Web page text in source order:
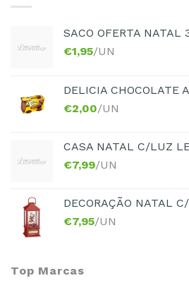
SACO OFERTA NATAL
€1,95/UN
DELICIA CHOCOLATE
€2,00/UN
CASA NATAL C/LUZ
€7,99/UN
DECORAÇÃO NATAL
€7,95/UN
Top Marcas